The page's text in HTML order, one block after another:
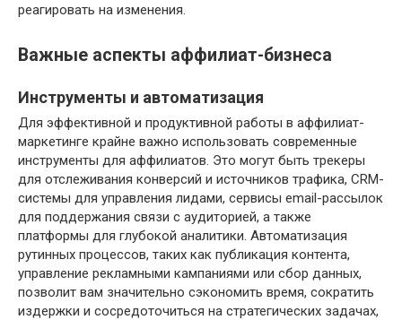
реагировать на изменения.
Важные аспекты аффилиат-бизнеса
Инструменты и автоматизация
Для эффективной и продуктивной работы в аффилиат-
маркетинге крайне важно использовать современные
инструменты для аффилиатов. Это могут быть трекеры
для отслеживания конверсий и источников трафика, CRM-
системы для управления лидами, сервисы email-рассылок
для поддержания связи с аудиторией, а также
платформы для глубокой аналитики. Автоматизация
рутинных процессов, таких как публикация контента,
управление рекламными кампаниями или сбор данных,
позволит вам значительно сэкономить время, сократить
издержки и сосредоточиться на стратегических задачах,